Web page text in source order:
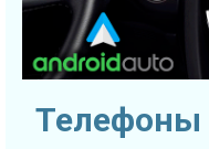
Телефоны